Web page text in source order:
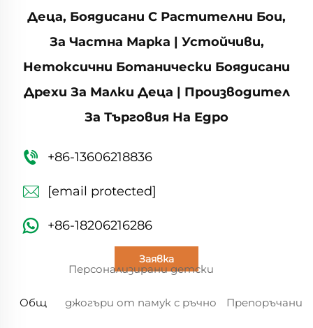
Деца, Боядисани С Растителни Бои,
За Частна Марка | Устойчиви,
Нетоксични Ботанически Боядисани
Дрехи За Малки Деца | Производител
За Търговия На Едро
+86-13606218836
[email protected]
+86-18206216286
Заявка
Общ
Персонализирани детски
джогъри от памук с ръчно Препоръчани